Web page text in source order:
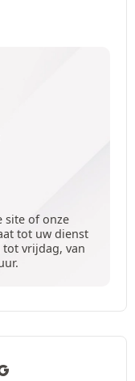
site of onze
tot uw dienst
vrijdag, van